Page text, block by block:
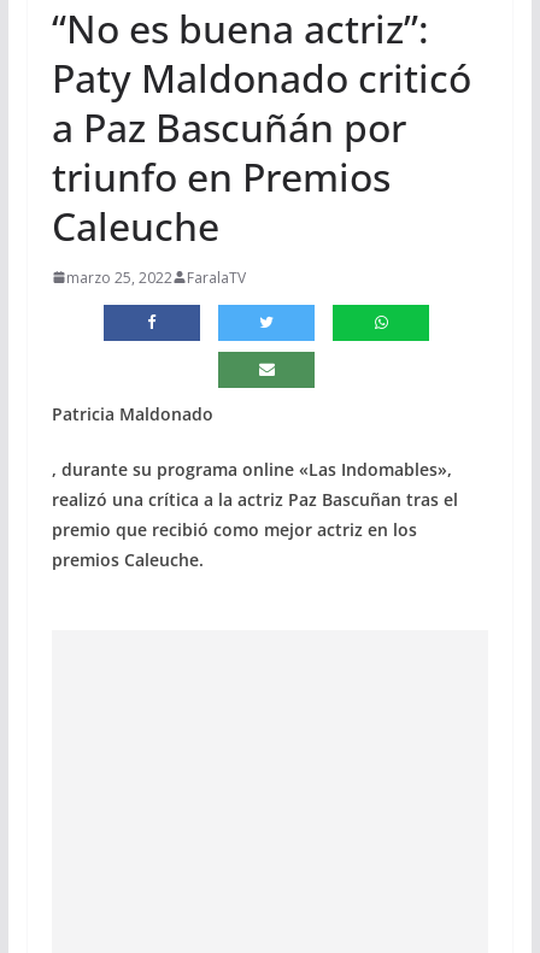
“No es buena actriz”:
Paty Maldonado criticó
a Paz Bascuñán por
triunfo en Premios
Caleuche
marzo 25, 2022 FaralaTV
Patricia Maldonado
, durante su programa online «Las Indomables»,
realizó una crítica a la actriz Paz Bascuñan tras el
premio que recibió como mejor actriz en los
premios Caleuche.